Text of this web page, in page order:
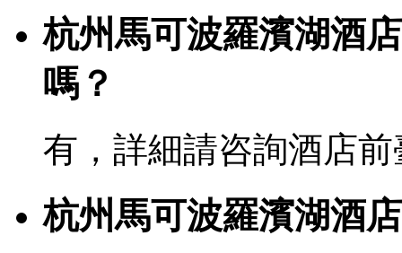
杭州馬可波羅濱湖酒
嗎？
有，詳細請咨詢酒店前
杭州馬可波羅濱湖酒